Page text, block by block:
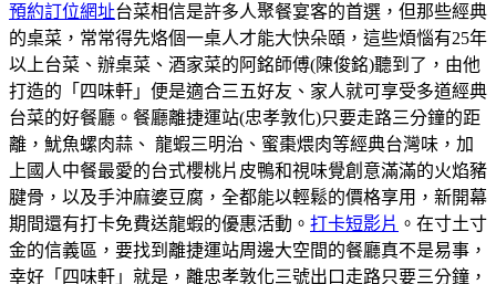
預約訂位網址台菜相信是許多人聚餐宴客的首選，但那些經典
的桌菜，常常得先烙個一桌人才能大快朵頤，這些煩惱有25年
以上台菜、辦桌菜、酒家菜的阿銘師傅(陳俊銘)聽到了，由他
打造的「四味軒」便是適合三五好友、家人就可享受多道經典
台菜的好餐廳。餐廳離捷運站(忠孝敦化)只要走路三分鐘的距
離，魷魚螺肉蒜、 龍蝦三明治、蜜棗煨肉等經典台灣味，加
上國人中餐最愛的台式櫻桃片皮鴨和視味覺創意滿滿的火焰豬
腱骨，以及手沖麻婆豆腐，全都能以輕鬆的價格享用，新開幕
期間還有打卡免費送龍蝦的優惠活動。 打卡短影片 。在寸土寸
金的信義區，要找到離捷運站周邊大空間的餐廳真不是易事，
幸好「四味軒」就是，離忠孝敦化三號出口走路只要三分鐘，